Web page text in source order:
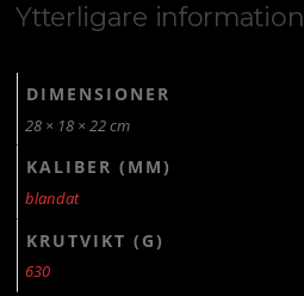
Ytterligare information
DIMENSIONER
28 × 18 × 22 cm
KALIBER (MM)
blandat
KRUTVIKT (G)
630